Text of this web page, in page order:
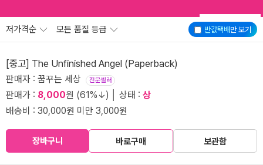
반값택배만 보기
저가격순 모든 품질 등급
[중고] The Unfinished Angel (Paperback)
판매자 : 꿈꾸는 세상 전문셀러
판매가 : 8,000원 (61%↓) │ 상태 : 상
배송비 : 30,000원 미만 3,000원
장바구니 바로구매 보관함